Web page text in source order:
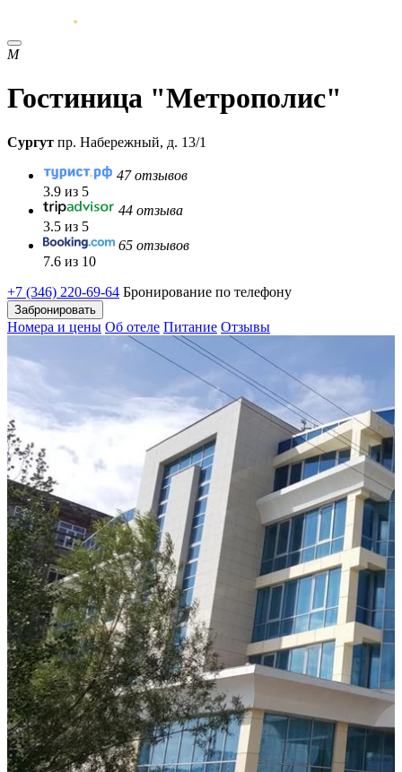
М
Гостиница "Метрополис"
Сургут пр. Набережный, д. 13/1
47 отзывов
3.9 из 5
44 отзыва
3.5 из 5
65 отзывов
7.6 из 10
+7 (346) 220-69-64 Бронирование по телефону
Забронировать
Номера и цены Об отеле Питание Отзывы